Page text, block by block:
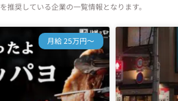
奨している企業の一覧情報となります。
月給 25万円～